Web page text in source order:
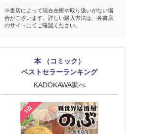
※書店によって現在在庫や取り扱いがない場
合がございます。詳しい購入方法は、各書店
のサイトにてご確認ください。
本 （コミック）
ベストセラーランキング
KADOKAWA調べ
1位